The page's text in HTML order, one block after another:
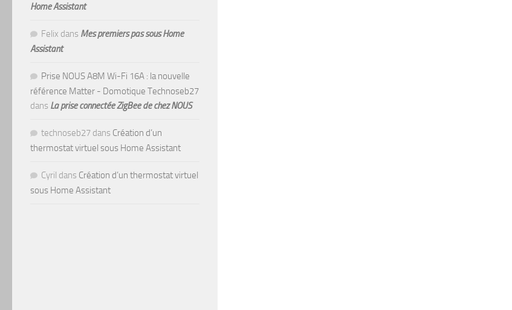
Home Assistant
Felix dans Mes premiers pas sous Home
Assistant
Prise NOUS A8M Wi-Fi 16A : la nouvelle
référence Matter - Domotique Technoseb27
dans La prise connectée ZigBee de chez NOUS
technoseb27 dans Création d’un
thermostat virtuel sous Home Assistant
Cyril dans Création d’un thermostat virtuel
sous Home Assistant